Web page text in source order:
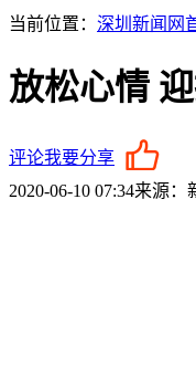
当前位置： 深圳新闻网
放松心情
评论我要分享
2020-06-10 07:34来源：